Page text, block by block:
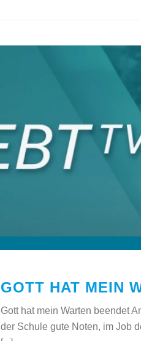
GOTT HAT MEIN
Gott hat mein Warten beendet
der Schule gute Noten, im Job